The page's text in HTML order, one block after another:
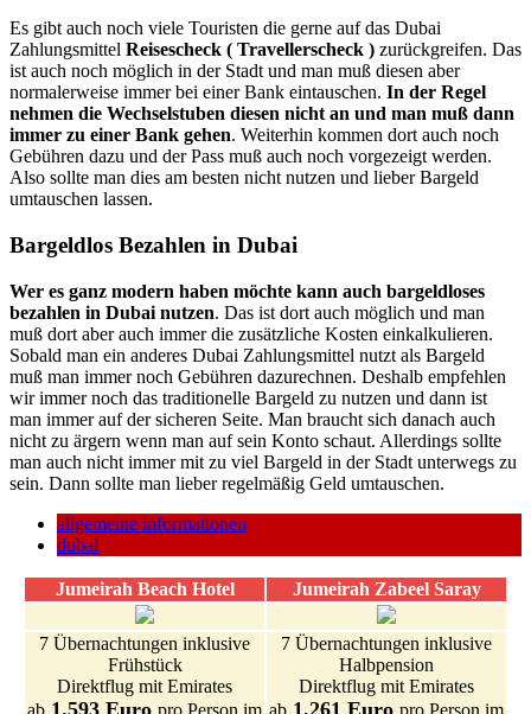
Es gibt auch noch viele Touristen die gerne auf das Dubai
Zahlungsmittel Reisescheck ( Travellerscheck ) zurückgreifen. Das
ist auch noch möglich in der Stadt und man muß diesen aber
normalerweise immer bei einer Bank eintauschen. In der Regel
nehmen die Wechselstuben diesen nicht an und man muß dann
immer zu einer Bank gehen. Weiterhin kommen dort auch noch
Gebühren dazu und der Pass muß auch noch vorgezeigt werden.
Also sollte man dies am besten nicht nutzen und lieber Bargeld
umtauschen lassen.
Bargeldlos Bezahlen in Dubai
Wer es ganz modern haben möchte kann auch bargeldloses
bezahlen in Dubai nutzen. Das ist dort auch möglich und man
muß dort aber auch immer die zusätzliche Kosten einkalkulieren.
Sobald man ein anderes Dubai Zahlungsmittel nutzt als Bargeld
muß man immer noch Gebühren dazurechnen. Deshalb empfehlen
wir immer noch das traditionelle Bargeld zu nutzen und dann ist
man immer auf der sicheren Seite. Man braucht sich danach auch
nicht zu ärgern wenn man auf sein Konto schaut. Allerdings sollte
man auch nicht immer mit zu viel Bargeld in der Stadt unterwegs zu
sein. Dann sollte man lieber regelmäßig Geld umtauschen.
allgemeine informationen
dubai
Jumeirah Beach Hotel Jumeirah Zabeel Saray
7 Übernachtungen inklusive
Frühstück
Direktflug mit Emirates
ab 1.593 Euro pro Person im
7 Übernachtungen inklusive
Halbpension
Direktflug mit Emirates
ab 1.261 Euro pro Person im